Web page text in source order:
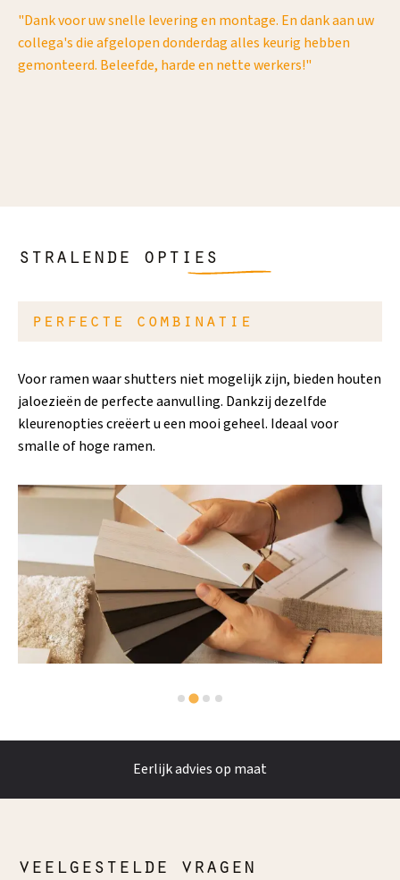
"Dank voor uw snelle levering en montage. En dank aan uw
collega's die afgelopen donderdag alles keurig hebben
gemonteerd. Beleefde, harde en nette werkers!"
stralende opties
perfecte combinatie
Voor ramen waar shutters niet mogelijk zijn, bieden houten
jaloezieën de perfecte aanvulling. Dankzij dezelfde
kleurenopties creëert u een mooi geheel. Ideaal voor
smalle of hoge ramen.
Eerlijk advies op maat
veelgestelde vragen